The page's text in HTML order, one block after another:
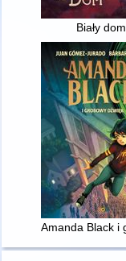
Biały dom
Amanda Black i